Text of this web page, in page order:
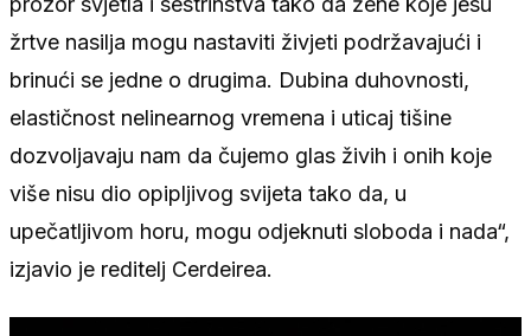
žrtve nasilja mogu nastaviti živjeti podržavajući i
brinući se jedne o drugima. Dubina duhovnosti,
elastičnost nelinearnog vremena i uticaj tišine
dozvoljavaju nam da čujemo glas živih i onih koje
više nisu dio opipljivog svijeta tako da, u
upečatljivom horu, mogu odjeknuti sloboda i nada“,
izjavio je reditelj Cerdeirea.